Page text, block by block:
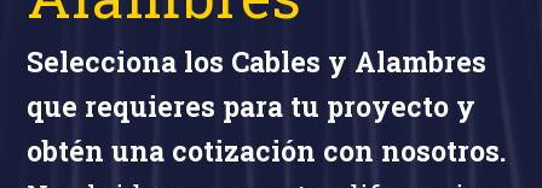
Selecciona los Cables y Alambres
que requieres para tu proyecto y
obtén una cotización con nosotros.